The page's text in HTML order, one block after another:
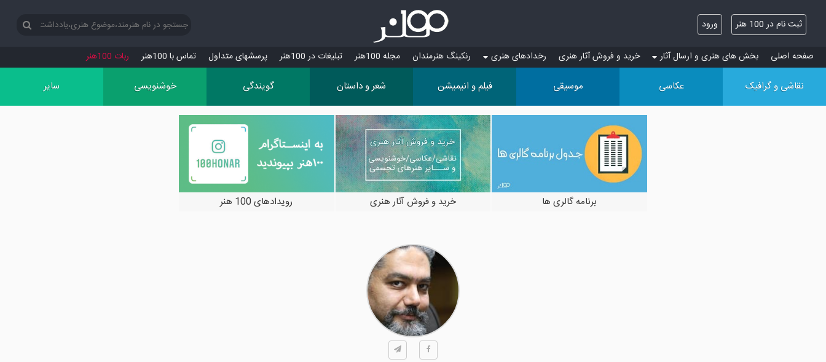
ثبت نام در 100 هنر ورود
صفحه اصلی بخش های هنری و ارسال آثار خرید و فروش آثار هنری رخدادهای هنری رنکینگ هنرمندان مجله 100هنر تبلیغات در 100هنر پرسش‏های متداول تماس با 100هنر ربات 100هنر
نقاشی و گرافیک عکاسی موسیقی فیلم و انیمیشن شعر و داستان گویندگی خوشنویسی سایر
رویدادهای 100 هنر خرید و فروش آثار هنری برنامه گالری ها